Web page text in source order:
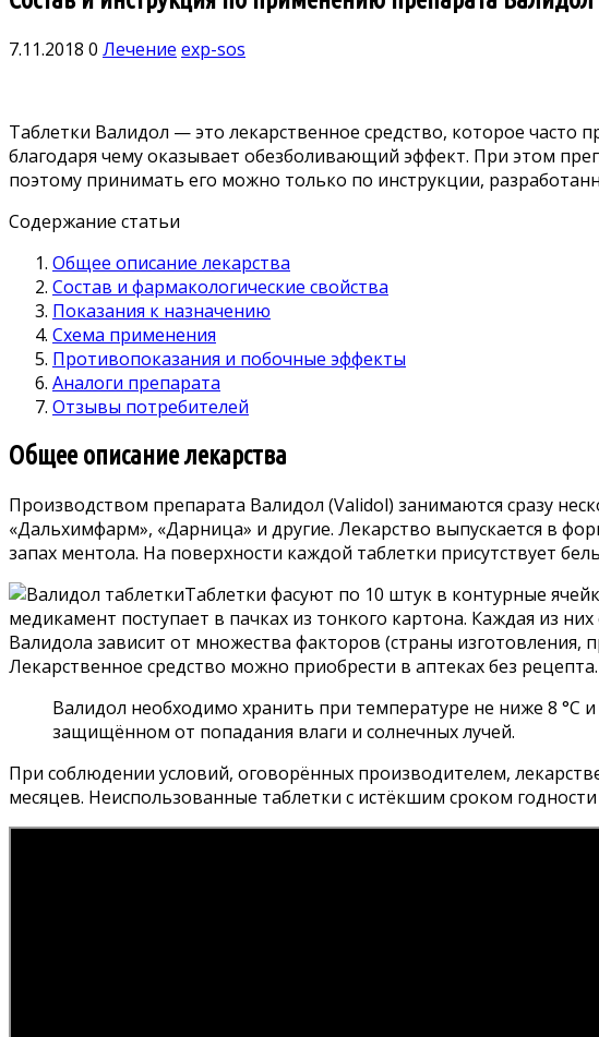
7.11.2018 0 Лечение exp-sos
Таблетки Валидол — это лекарственное средство, которое
благодаря чему оказывает обезболивающий эффект. При этом
поэтому принимать его можно только по инструкции,
Содержание статьи
Общее описание лекарства
Состав и фармакологические свойства
Показания к назначению
Схема применения
Противопоказания и побочные эффекты
Аналоги препарата
Отзывы потребителей
Общее описание лекарства
Производством препарата Валидол (Validol) занимаются сразу
«Дальхимфарм», «Дарница» и другие. Лекарство выпускается в
запах ментола. На поверхности каждой таблетки присутствует
Таблетки фасуют по 10 штук в контурные
медикамент поступает в пачках из тонкого картона. Каждая из
Валидола зависит от множества факторов (страны изготовления,
Лекарственное средство можно приобрести в аптеках без рецепта.
Валидол необходимо хранить при температуре не ниже 8 °C
защищённом от попадания влаги и солнечных лучей.
При соблюдении условий, оговорённых производителем,
месяцев. Неиспользованные таблетки с истёкшим сроком